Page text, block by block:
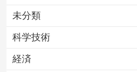
未分類
科学技術
経済